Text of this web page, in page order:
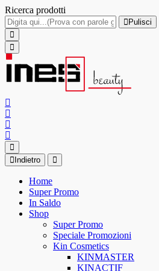
Ricerca prodotti
Pulisci
Indietro
Home
Super Promo
In Saldo
Shop
Super Promo
Speciale Promozioni
Kin Cosmetics
KINMASTER
KINACTIF